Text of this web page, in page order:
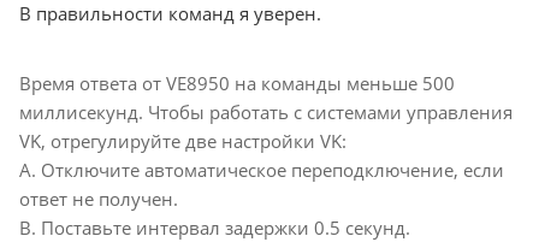
В правильности команд я уверен.
Время ответа от VE8950 на команды меньше 500
миллисекунд. Чтобы работать с системами управления
VK, отрегулируйте две настройки VK:
A. Отключите автоматическое переподключение, если
ответ не получен.
B. Поставьте интервал задержки 0.5 секунд.